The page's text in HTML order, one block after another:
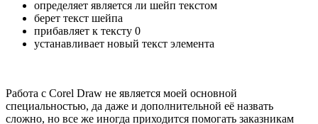
определяет является ли шейп текстом
берет текст шейпа
прибавляет к тексту 0
устанавливает новый текст элемента
Работа с Corel Draw не является моей основной
специальностью, да даже и дополнительной её назвать
сложно, но все же иногда приходится помогать заказникам